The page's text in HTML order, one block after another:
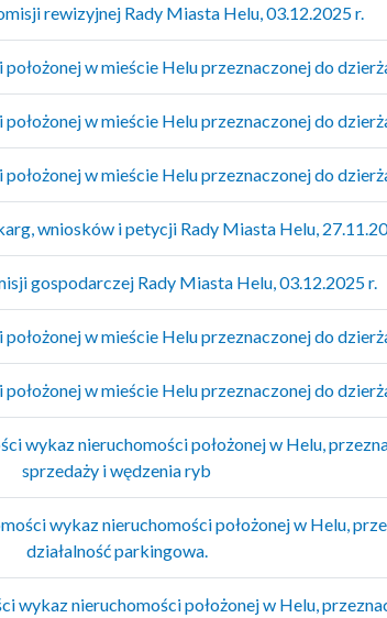
rewizyjnej Rady Miasta Helu, 03.12.2025 r.
w mieście Helu przeznaczonej do
w mieście Helu przeznaczonej do
w mieście Helu przeznaczonej do
wniosków i petycji Rady Miasta Helu,
gospodarczej Rady Miasta Helu, 03.12.2025 r.
w mieście Helu przeznaczonej do
w mieście Helu przeznaczonej do
wykaz nieruchomości położonej w Helu,
sprzedaży i wędzenia ryb
wykaz nieruchomości położonej w Helu,
działalność parkingowa.
wykaz nieruchomości położonej w Helu,